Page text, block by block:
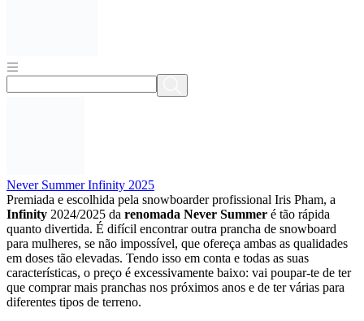
Never Summer Infinity 2025
Premiada e escolhida pela snowboarder profissional Iris Pham, a
Infinity 2024/2025 da renomada Never Summer é tão rápida
quanto divertida. É difícil encontrar outra prancha de snowboard
para mulheres, se não impossível, que ofereça ambas as qualidades
em doses tão elevadas. Tendo isso em conta e todas as suas
características, o preço é excessivamente baixo: vai poupar-te de ter
que comprar mais pranchas nos próximos anos e de ter várias para
diferentes tipos de terreno.